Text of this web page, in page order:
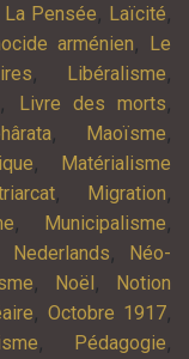
La Pensée, Laïcité,
arménien,
Le
, Libéralisme,
, Livre des morts,
, Maoïsme,
,
Matérialisme
, Migration,
, Municipalisme,
Nederlands,
Néo-
, Noël ,
Notion
, Octobre 1917,
, Pédagogie,